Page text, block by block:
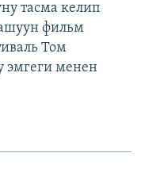
тасма келип
фильм
Том
эмгеги менен